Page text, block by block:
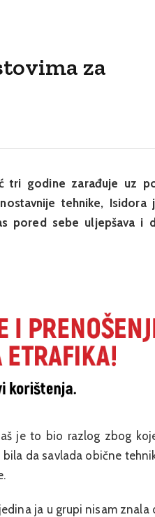
za
tri godine zarađuje uz
tehnike, Isidora
pored sebe uljepšava i
je to bio razlog zbog
da savlada obične
ja u grupi nisam znala